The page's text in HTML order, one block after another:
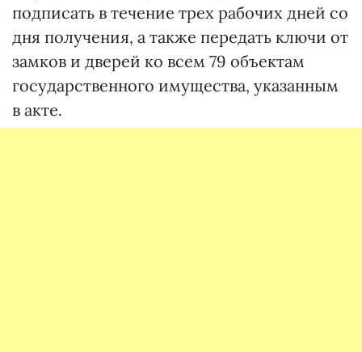
подписать в течение трех рабочих дней со
дня получения, а также передать ключи от
замков и дверей ко всем 79 объектам
государственного имущества, указанным
в акте.